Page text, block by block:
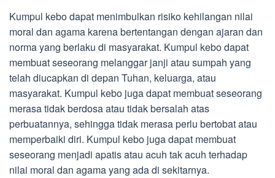
Kumpul kebo dapat menimbulkan risiko kehilangan nilai
moral dan agama karena bertentangan dengan ajaran dan
norma yang berlaku di masyarakat. Kumpul kebo dapat
membuat seseorang melanggar janji atau sumpah yang
telah diucapkan di depan Tuhan, keluarga, atau
masyarakat. Kumpul kebo juga dapat membuat seseorang
merasa tidak berdosa atau tidak bersalah atas
perbuatannya, sehingga tidak merasa perlu bertobat atau
memperbaiki diri. Kumpul kebo juga dapat membuat
seseorang menjadi apatis atau acuh tak acuh terhadap
nilai moral dan agama yang ada di sekitarnya.